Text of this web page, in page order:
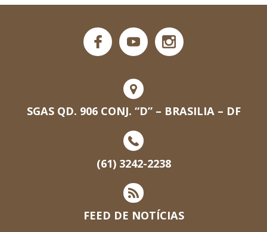
SGAS QD. 906 CONJ. “D” – BRASILIA – DF
(61) 3242-2238
FEED DE NOTÍCIAS